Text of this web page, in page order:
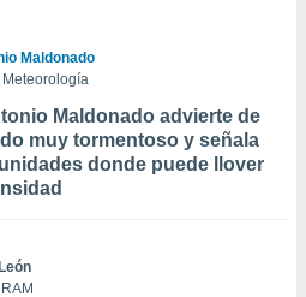
Maldonado
Maldonado advierte de
muy tormentoso y señala
donde puede llover